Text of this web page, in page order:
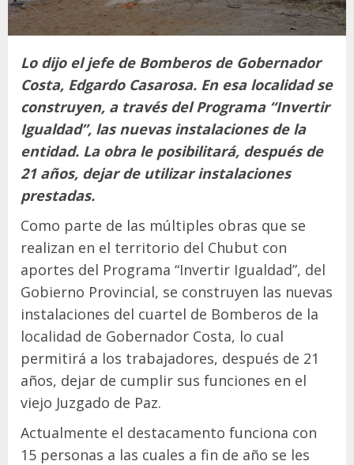
Lo dijo el jefe de Bomberos de Gobernador
Costa, Edgardo Casarosa. En esa localidad se
construyen, a través del Programa “Invertir
Igualdad”, las nuevas instalaciones de la
entidad. La obra le posibilitará, después de
21 años, dejar de utilizar instalaciones
prestadas.
Como parte de las múltiples obras que se
realizan en el territorio del Chubut con
aportes del Programa “Invertir Igualdad”, del
Gobierno Provincial, se construyen las nuevas
instalaciones del cuartel de Bomberos de la
localidad de Gobernador Costa, lo cual
permitirá a los trabajadores, después de 21
años, dejar de cumplir sus funciones en el
viejo Juzgado de Paz.
Actualmente el destacamento funciona con
15 personas a las cuales a fin de año se les